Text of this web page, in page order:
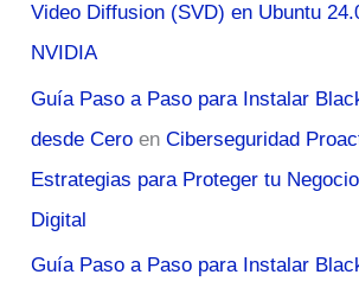
Video Diffusion (SVD) en Ubuntu
NVIDIA
Guía Paso a Paso para Instalar
desde Cero enCiberseguridad
Estrategias para Proteger tu
Digital
Guía Paso a Paso para Instalar